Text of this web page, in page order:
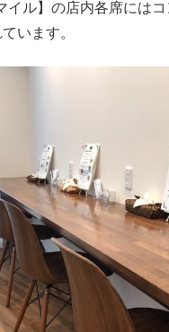
イル】の店内各席には
います。